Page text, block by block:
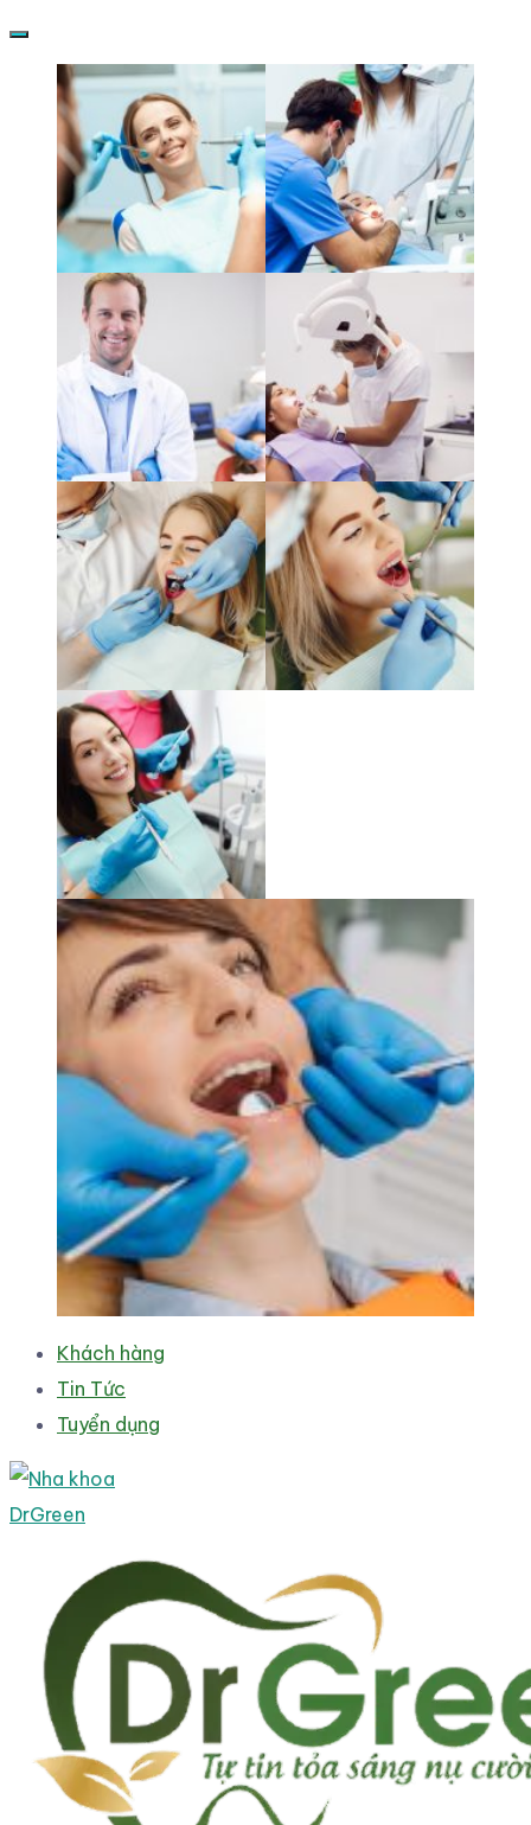
Khách hàng
Tin Tức
Tuyển dụng